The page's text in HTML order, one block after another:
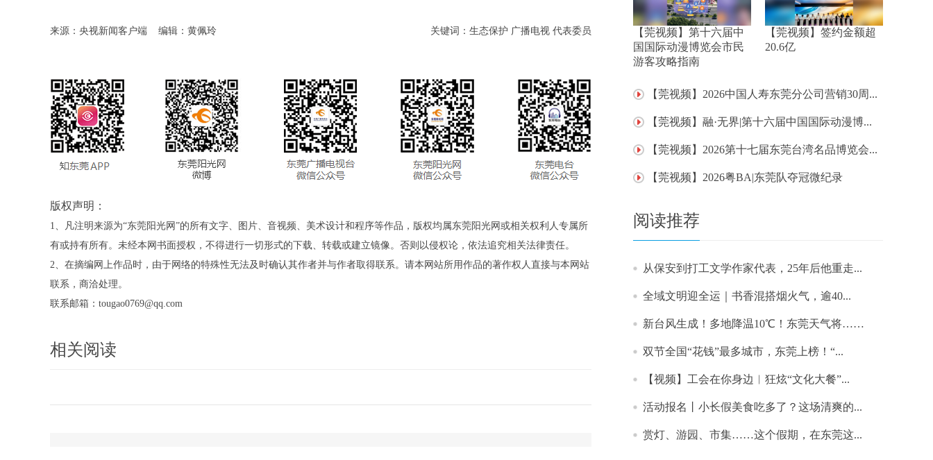
来源：央视新闻客户端 编辑：黄佩玲 关键词：生态保护 广播电视 代表委员
版权声明：
1、凡注明来源为“东莞阳光网”的所有文字、图片、音视频、美术设计和程序等作品，版权均属东莞阳光网或相关权利人专属所
有或持有所有。未经本网书面授权，不得进行一切形式的下载、转载或建立镜像。否则以侵权论，依法追究相关法律责任。
2、在摘编网上作品时，由于网络的特殊性无法及时确认其作者并与作者取得联系。请本网站所用作品的著作权人直接与本网站
联系，商洽处理。
联系邮箱：tougao0769@qq.com
相关阅读
【莞视频】第十六届中
国国际动漫博览会市民
游客攻略指南
【莞视频】签约金额超
20.6亿
【莞视频】2026中国人寿东莞分公司营销30周...
【莞视频】融·无界|第十六届中国国际动漫博...
【莞视频】2026第十七届东莞台湾名品博览会...
【莞视频】2026粤BA|东莞队夺冠微纪录
阅读推荐
从保安到打工文学作家代表，25年后他重走...
​全域文明迎全运｜书香混搭烟火气，逾40...
新台风生成！多地降温10℃！东莞天气将……
双节全国“花钱”最多城市，东莞上榜！“...
【视频】工会在你身边︱狂炫“文化大餐”...
活动报名丨小长假美食吃多了？这场清爽的...
赏灯、游园、市集……这个假期，在东莞这...